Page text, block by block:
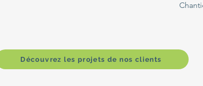
Découvrez les projets de nos clients